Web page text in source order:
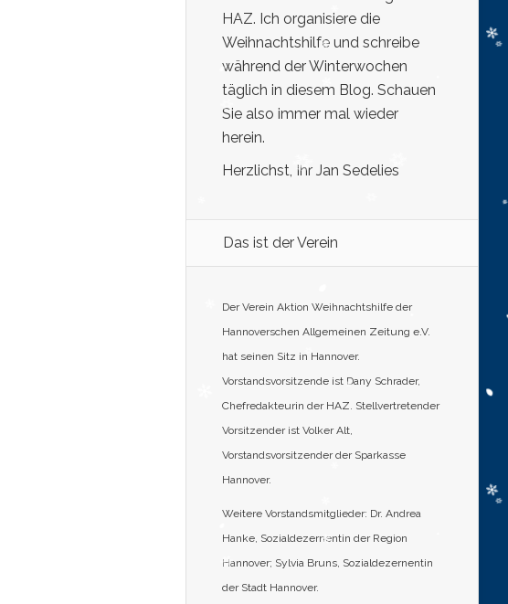
HAZ. Ich organisiere die
Weihnachtshilfe und schreibe
während der Winterwochen
täglich in diesem Blog. Schauen
Sie also immer mal wieder
herein.
Herzlichst, Ihr Jan Sedelies
Das ist der Verein
Der Verein Aktion Weihnachtshilfe der
Hannoverschen Allgemeinen Zeitung e.V.
hat seinen Sitz in Hannover.
Vorstandsvorsitzende ist Dany Schrader,
Chefredakteurin der HAZ. Stellvertretender
Vorsitzender ist Volker Alt,
Vorstandsvorsitzender der Sparkasse
Hannover.
Weitere Vorstandsmitglieder: Dr. Andrea
Hanke, Sozialdezernentin der Region
Hannover; Sylvia Bruns, Sozialdezernentin
der Stadt Hannover.